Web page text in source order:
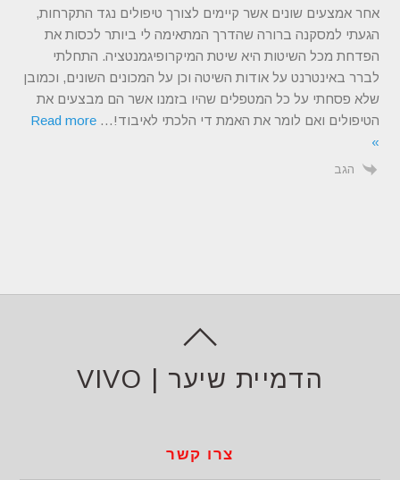
אחר אמצעים שונים אשר קיימים לצורך טיפולים נגד התקרחות,
הגעתי למסקנה ברורה שהדרך המתאימה לי ביותר לכסות את
הפדחת מכל השיטות היא שיטת המיקרופיגמנטציה. התחלתי
לברר באינטרנט על אודות השיטה וכן על המכונים השונים, וכמובן
שלא פסחתי על כל המטפלים שהיו בזמנו אשר הם מבצעים את
הטיפולים ואם לומר את האמת די הלכתי לאיבוד!…
Read more
»
הגב
הדמיית שיער | VIVO
צרו קשר